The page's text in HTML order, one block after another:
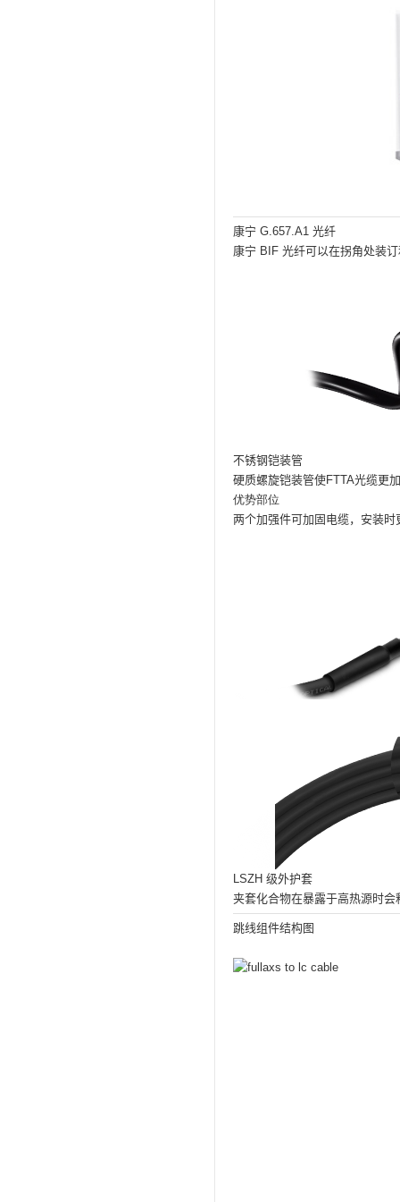
康宁 G.657.A1 光纤
康宁 BIF 光纤可以在拐角处装
不锈钢铠装管
硬质螺旋铠装管使FTTA光缆更
优势部位
两个加强件可加固电缆，安装时
LSZH 级外护套
夹套化合物在暴露于高热源时
跳线组件结构图